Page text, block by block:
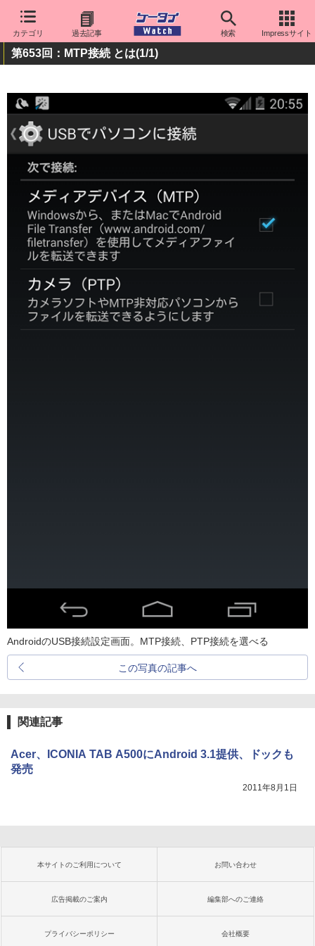
カテゴリ 過去記事 検索 Impressサイト
第653回：MTP接続 とは(1/1)
AndroidのUSB接続設定画面。MTP接続、PTP接続を選べる
この写真の記事へ
関連記事
Acer、ICONIA TAB A500にAndroid 3.1提供、ドックも
発売
2011年8月1日
本サイトのご利用について お問い合わせ
広告掲載のご案内 編集部へのご連絡
プライバシーポリシー 会社概要